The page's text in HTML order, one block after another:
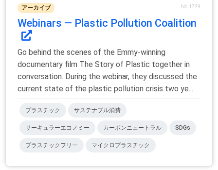
アーカイブ No.1729
Webinars — Plastic Pollution Coalition
Go behind the scenes of the Emmy-winning
documentary film The Story of Plastic together in
conversation. During the webinar, they discussed the
current state of the plastic pollution crisis two ye...
プラスチック サステナブル消費
サーキュラーエコノミー カーボンニュートラル SDGs
プラスチックフリー マイクロプラスチック